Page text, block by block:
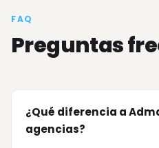
FAQ
Preguntas
¿Qué diferencia a
agencias?